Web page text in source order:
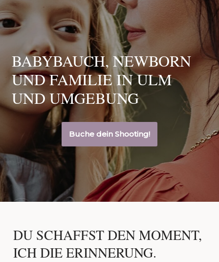
BABYBAUCH, NEWBORN
UND FAMILIE IN ULM
UND UMGEBUNG
Buche dein Shooting!
DU SCHAFFST DEN MOMENT,
ICH DIE ERINNERUNG.